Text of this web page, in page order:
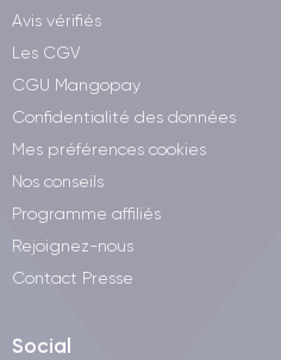
Avis vérifiés
Les CGV
CGU Mangopay
Confidentialité des données
Mes préférences cookies
Nos conseils
Programme affiliés
Rejoignez-nous
Contact Presse
Social